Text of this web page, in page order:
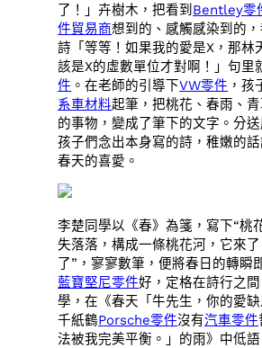
了！」卉樹木，把看到 Bentley零
件貿易商想到的、感觸感染到的
詩「等等！如果我的愛是X，那林
該是X的虛數單位才對啊！」句里
件 。在老師的引導下VW零件 ，孩
系車材料起筆，把桃花、春雨、
的事物，變成了筆下的文字。分送
孩子們念出本身寫的詩，稚嫩的
春天的喜愛。
李楚同學以《春》為箋，寫下“桃
失落落，構成一條桃花河，它來
了”，寥寥數筆，便將春日的轉瞬
藍寶堅尼零件好，定格在詩行之
學，在《春天「牛先生，你的愛
千紙鶴Porsche零件沒有汽車零件
法被我完美平衡。」的雨》中低